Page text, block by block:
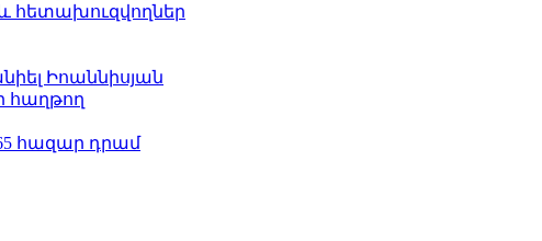
հետախուզվողներ
Իոաննիսյան
հաղթող
հազար դրամ